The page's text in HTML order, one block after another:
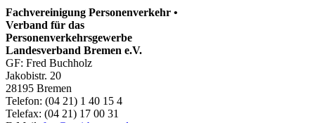
Fachvereinigung Personenverkehr •
Verband für das
Personenverkehrsgewerbe
Landesverband Bremen e.V.
GF: Fred Buchholz
Jakobistr. 20
28195 Bremen
Telefon: (04 21) 1 40 15 4
Telefax: (04 21) 17 00 31